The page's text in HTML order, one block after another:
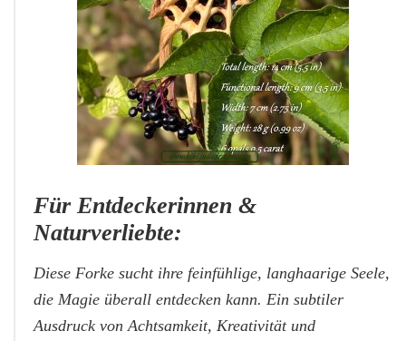
Für Entdeckerinnen &
Naturverliebte:
Diese Forke sucht ihre feinfühlige, langhaarige Seele,
die Magie überall entdecken kann. Ein subtiler
Ausdruck von Achtsamkeit, Kreativität und